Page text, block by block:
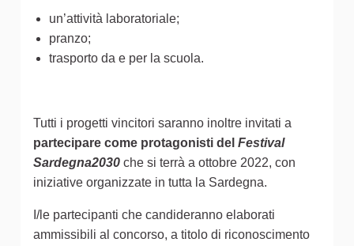
un’attività laboratoriale;
pranzo;
trasporto da e per la scuola.
Tutti i progetti vincitori saranno inoltre invitati a
partecipare come protagonisti del Festival
Sardegna2030 che si terrà a ottobre 2022, con
iniziative organizzate in tutta la Sardegna.
I/le partecipanti che candideranno elaborati
ammissibili al concorso, a titolo di riconoscimento